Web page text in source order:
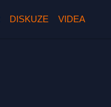
DISKUZE VIDEA